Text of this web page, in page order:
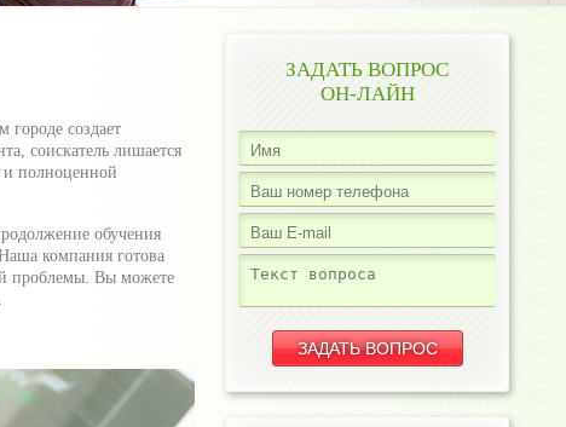
городе создает
соискатель лишается
и полноценной
обучения
компания готова
проблемы. Вы можете
ЗАДАТЬ ВОПРОС
ОН-ЛАЙН